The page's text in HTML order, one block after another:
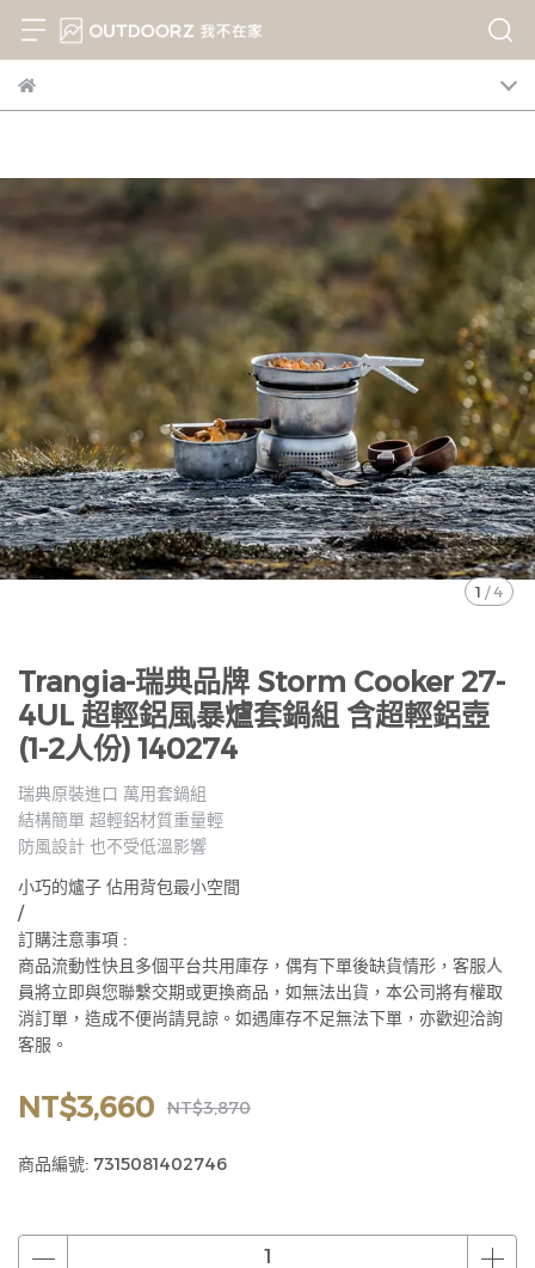
1 /4
Trangia-瑞典品牌 Storm Cooker 27-
4UL 超輕鋁風暴爐套鍋組 含超輕鋁壺
(1-2人份) 140274
瑞典原裝進口 萬用套鍋組
結構簡單 超輕鋁材質重量輕
防風設計 也不受低溫影響
小巧的爐子 佔用背包最小空間
/
訂購注意事項 :
商品流動性快且多個平台共用庫存，偶有下單後缺貨情形，客服人
員將立即與您聯繫交期或更換商品，如無法出貨，本公司將有權取
消訂單，造成不便尚請見諒。如遇庫存不足無法下單，亦歡迎洽詢
客服。
NT$3,660 NT$3,870
商品編號: 7315081402746